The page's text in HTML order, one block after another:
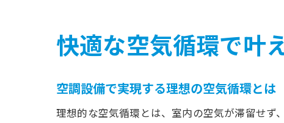
快適な空気循環で叶
空調設備で実現する理想の空気循環とは
理想的な空気循環とは、室内の空気が滞留せず